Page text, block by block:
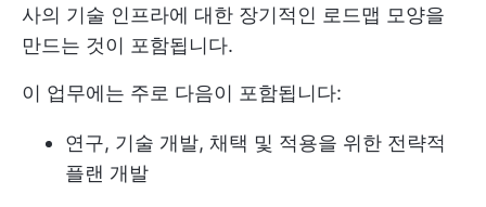
사의 기술 인프라에 대한 장기적인 로드맵 모양을
만드는 것이 포함됩니다.
이 업무에는 주로 다음이 포함됩니다:
연구, 기술 개발, 채택 및 적용을 위한 전략적
플랜 개발